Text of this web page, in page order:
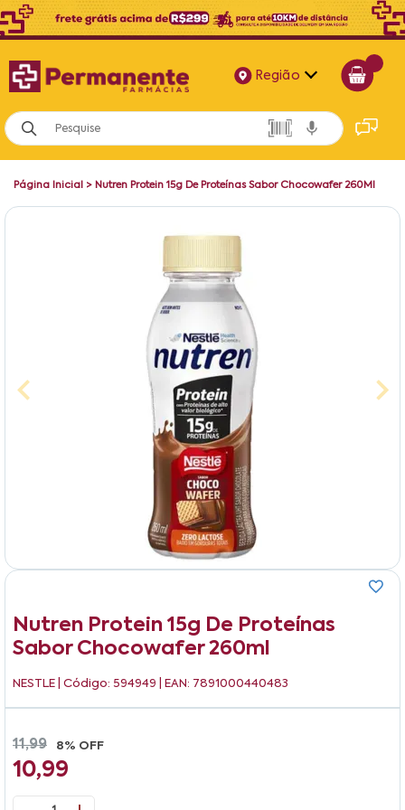
Região
Alagoas
Bahia
Página Inicial > Nutren Protein 15g De Proteínas Sabor Chocowafer 260Ml
Nutren Protein 15g De Proteínas
Sabor Chocowafer 260ml
NESTLE | Código: 594949 | EAN: 7891000440483
11,99 8% OFF
10,99